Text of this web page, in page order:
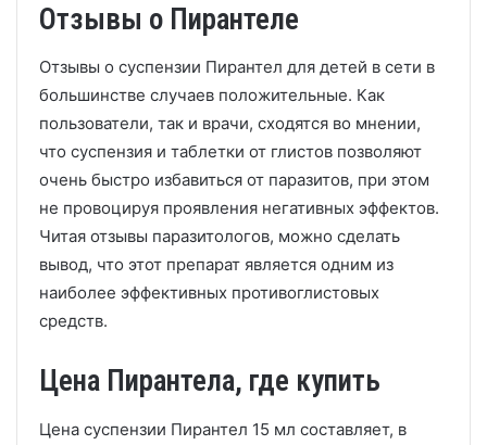
Отзывы о Пирантеле
Отзывы о суспензии Пирантел для детей в сети в
большинстве случаев положительные. Как
пользователи, так и врачи, сходятся во мнении,
что суспензия и таблетки от глистов позволяют
очень быстро избавиться от паразитов, при этом
не провоцируя проявления негативных эффектов.
Читая отзывы паразитологов, можно сделать
вывод, что этот препарат является одним из
наиболее эффективных противоглистовых
средств.
Цена Пирантела, где купить
Цена суспензии Пирантел 15 мл составляет, в